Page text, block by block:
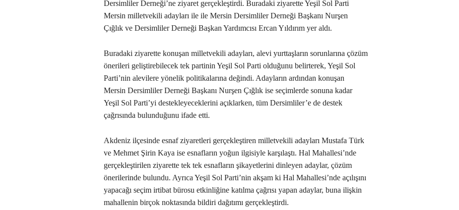
Dersimliler Derneği’ne ziyaret gerçekleştirdi. Buradaki ziyarette Yeşil Sol Parti
Mersin milletvekili adayları ile ile Mersin Dersimliler Derneği Başkanı Nurşen
Çığlık ve Dersimliler Derneği Başkan Yardımcısı Ercan Yıldırım yer aldı.
Buradaki ziyarette konuşan milletvekili adayları, alevi yurttaşların sorunlarına çözüm
önerileri geliştirebilecek tek partinin Yeşil Sol Parti olduğunu belirterek, Yeşil Sol
Parti’nin alevilere yönelik politikalarına değindi. Adayların ardından konuşan
Mersin Dersimliler Derneği Başkanı Nurşen Çığlık ise seçimlerde sonuna kadar
Yeşil Sol Parti’yi destekleyeceklerini açıklarken, tüm Dersimliler’e de destek
çağrısında bulunduğunu ifade etti.
Akdeniz ilçesinde esnaf ziyaretleri gerçekleştiren milletvekili adayları Mustafa Türk
ve Mehmet Şirin Kaya ise esnafların yoğun ilgisiyle karşılaştı. Hal Mahallesi’nde
gerçekleştirilen ziyarette tek tek esnafların şikayetlerini dinleyen adaylar, çözüm
önerilerinde bulundu. Ayrıca Yeşil Sol Parti’nin akşam ki Hal Mahallesi’nde açılışını
yapacağı seçim irtibat bürosu etkinliğine katılma çağrısı yapan adaylar, buna ilişkin
mahallenin birçok noktasında bildiri dağıtımı gerçekleştirdi.